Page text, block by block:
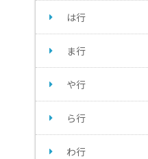
は行
ま行
や行
ら行
わ行